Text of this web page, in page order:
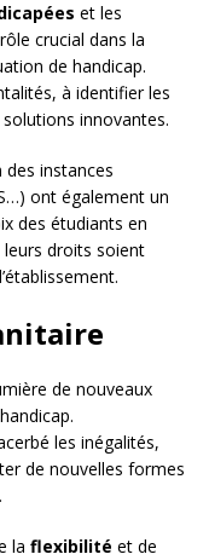
et les
crucial dans la
de handicap.
à identifier les
innovantes.
des instances
ont également un
des étudiants en
droits soient
de nouveaux
les inégalités,
de nouvelles formes
la flexibilité et de